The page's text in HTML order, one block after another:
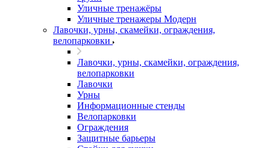
Уличные тренажёры
Уличные тренажеры Модерн
Лавочки, урны, скамейки, ограждения,
велопарковки
Лавочки, урны, скамейки, ограждения,
велопарковки
Лавочки
Урны
Информационные стенды
Велопарковки
Ограждения
Защитные барьеры